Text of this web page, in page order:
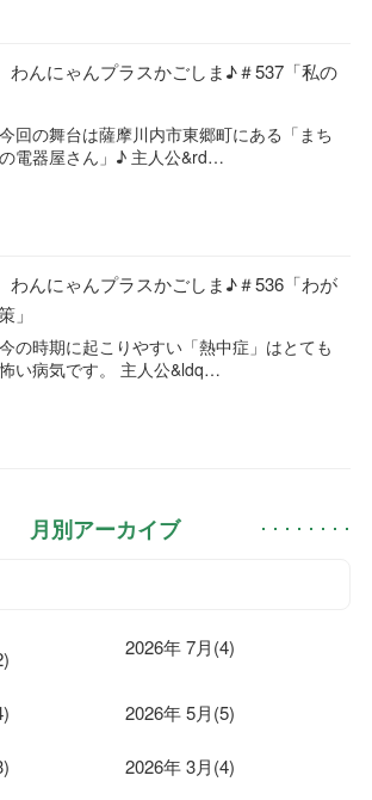
んにゃんプラスかごしま♪＃537「私の
今回の舞台は薩摩川内市東郷町にある「まち
の電器屋さん」♪ 主人公&rd…
んにゃんプラスかごしま♪＃536「わが
」
今の時期に起こりやすい「熱中症」はとても
い病気です。 主人公&ldq…
月別アーカイブ
2026年 7月(4)
2026年 5月(5)
2026年 3月(4)